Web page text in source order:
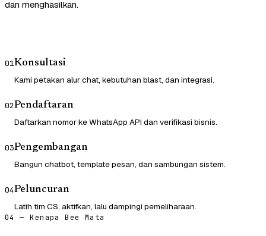
dan menghasilkan.
01Konsultasi
Kami petakan alur chat, kebutuhan blast, dan integrasi.
02Pendaftaran
Daftarkan nomor ke WhatsApp API dan verifikasi bisnis.
03Pengembangan
Bangun chatbot, template pesan, dan sambungan sistem.
04Peluncuran
Latih tim CS, aktifkan, lalu dampingi pemeliharaan.
04 — Kenapa Bee Mata